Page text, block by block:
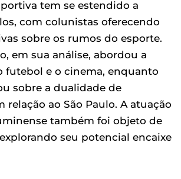
tem se estendido a
com colunistas oferecendo
sobre os rumos do esporte.
em sua análise, abordou a
futebol e o cinema, enquanto
sobre a dualidade de
relação ao São Paulo. A atuação
também foi objeto de
seu potencial encaixe